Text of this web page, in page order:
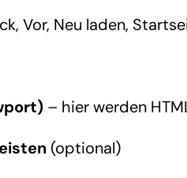
Vor, Neu laden,
– hier werden
(optional)